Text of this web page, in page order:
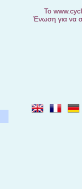
Το
Ένωση για να